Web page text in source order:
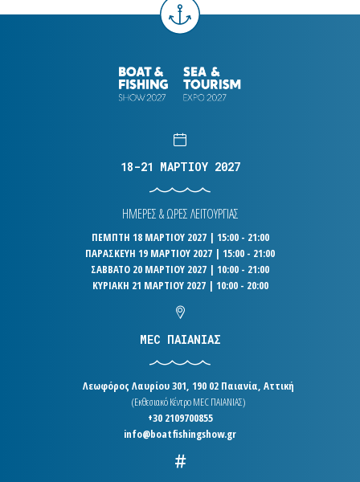
18-21 ΜΑΡΤΙΟΥ 2027
ΗΜΕΡΕΣ & ΩΡΕΣ ΛΕΙΤΟΥΡΓΙΑΣ
ΠΕΜΠΤΗ 18 ΜΑΡΤΙΟΥ 2027 | 15:00 - 21:00
ΠΑΡΑΣΚΕΥΗ 19 ΜΑΡΤΙΟΥ 2027 | 15:00 - 21:00
ΣΑΒΒΑΤΟ 20 ΜΑΡΤΙΟΥ 2027 | 10:00 - 21:00
ΚΥΡΙΑΚΗ 21 ΜΑΡΤΙΟΥ 2027 | 10:00 - 20:00
MEC ΠΑΙΑΝΙΑΣ
Λεωφόρος Λαυρίου 301, 190 02 Παιανία, Αττική
(Εκθεσιακό Κέντρο MEC ΠΑΙΑΝΙΑΣ)
+30 2109700855
info@boatfishingshow.gr